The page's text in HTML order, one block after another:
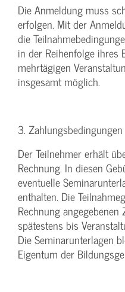
Die Anmeldung muss
erfolgen. Mit der
die
in der Reihenfolge ihres
mehrtägigen
insgesamt möglich.
3. Zahlungsbedingungen
Der Teilnehmer erhält
Rechnung. In diesen
eventuelle
enthalten. Die
Rechnung
spätestens bis
Die Seminarunterlagen
Eigentum der